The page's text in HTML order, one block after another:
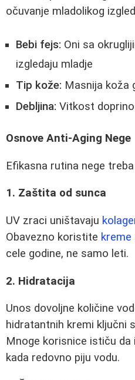
očuvanje mladolikog
Bebi fejs: Oni sa
izgledaju mladje
Tip kože: Masnija koža
Debljina: Vitkost
Osnove Anti-Aging Nege
Efikasna rutina nege
1. Zaštita od sunca
UV zraci uništavaju
Obavezno koristite
cele godine, ne samo leti.
2. Hidratacija
Unos dovoljne količine
hidratantnih kremi ključni
Mnoge korisnice ističu
kada redovno piju vodu.